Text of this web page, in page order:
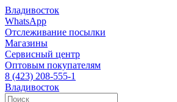
Владивосток
WhatsApp
Отслеживание посылки
Магазины
Сервисный центр
Оптовым покупателям
8 (423) 208-555-1
Владивосток